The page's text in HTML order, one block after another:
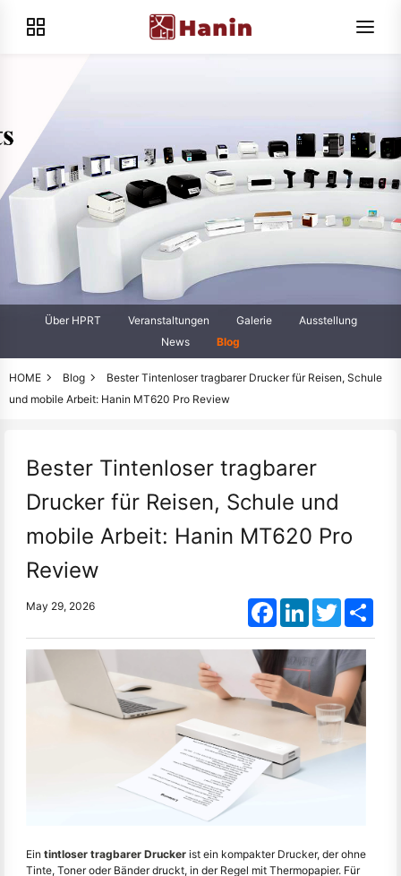
Über HPRT Veranstaltungen Galerie
Ausstellung
News
Blog
HOME Blog
Bester Tintenloser tragbarer Drucker für Reisen, Schule
und mobile Arbeit: Hanin MT620 Pro Review
Bester Tintenloser tragbarer
Drucker für Reisen, Schule und
mobile Arbeit: Hanin MT620 Pro
Review
May 29, 2026 FacebookLinkedInTwitter
Ein tintloser tragbarer Drucker ist ein kompakter Drucker, der ohne
Tinte, Toner oder Bänder druckt, in der Regel mit Thermopapier. Für